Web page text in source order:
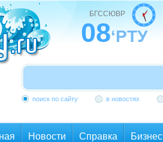
БГССЮВР
08‘РТУ
поиск по сайту в новостях
Новости Справка Бизнес